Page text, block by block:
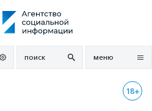
поиск меню
18+